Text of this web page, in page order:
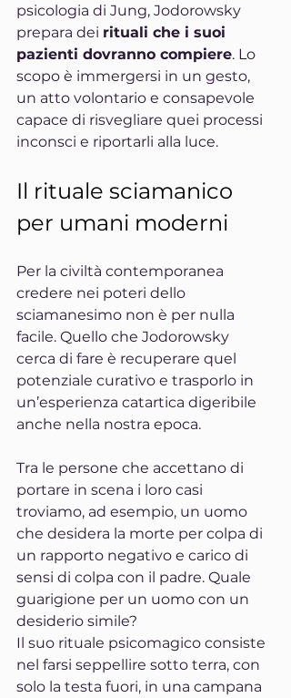
psicologia di Jung, Jodorowsky
prepara dei rituali che i suoi
pazienti dovranno compiere. Lo
scopo è immergersi in un gesto,
un atto volontario e consapevole
capace di risvegliare quei processi
inconsci e riportarli alla luce.
Il rituale sciamanico
per umani moderni
Per la civiltà contemporanea
credere nei poteri dello
sciamanesimo non è per nulla
facile. Quello che Jodorowsky
cerca di fare è recuperare quel
potenziale curativo e trasporlo in
un’esperienza catartica digeribile
anche nella nostra epoca.
Tra le persone che accettano di
portare in scena i loro casi
troviamo, ad esempio, un uomo
che desidera la morte per colpa di
un rapporto negativo e carico di
sensi di colpa con il padre. Quale
guarigione per un uomo con un
desiderio simile?
Il suo rituale psicomagico consiste
nel farsi seppellire sotto terra, con
solo la testa fuori, in una campana